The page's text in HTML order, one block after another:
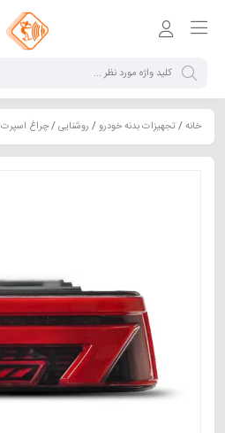
خانه/تجهیزات بدنه خودرو/ روشنایی/چراغ اسپرت